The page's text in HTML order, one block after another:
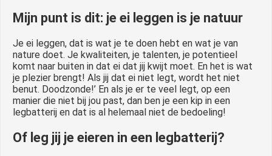
Mijn punt is dit: je ei leggen is je natuur
Je ei leggen, dat is wat je te doen hebt en wat je van
nature doet. Je kwaliteiten, je talenten, je potentieel
komt naar buiten in dat ei dat jij kwijt moet. En het is wat
je plezier brengt! Als jij dat ei niet legt, wordt het niet
benut. Doodzonde!’ En als je er te veel legt, op een
manier die niet bij jou past, dan ben je een kip in een
legbatterij en dat is al helemaal niet de bedoeling!
Of leg jij je eieren in een legbatterij?